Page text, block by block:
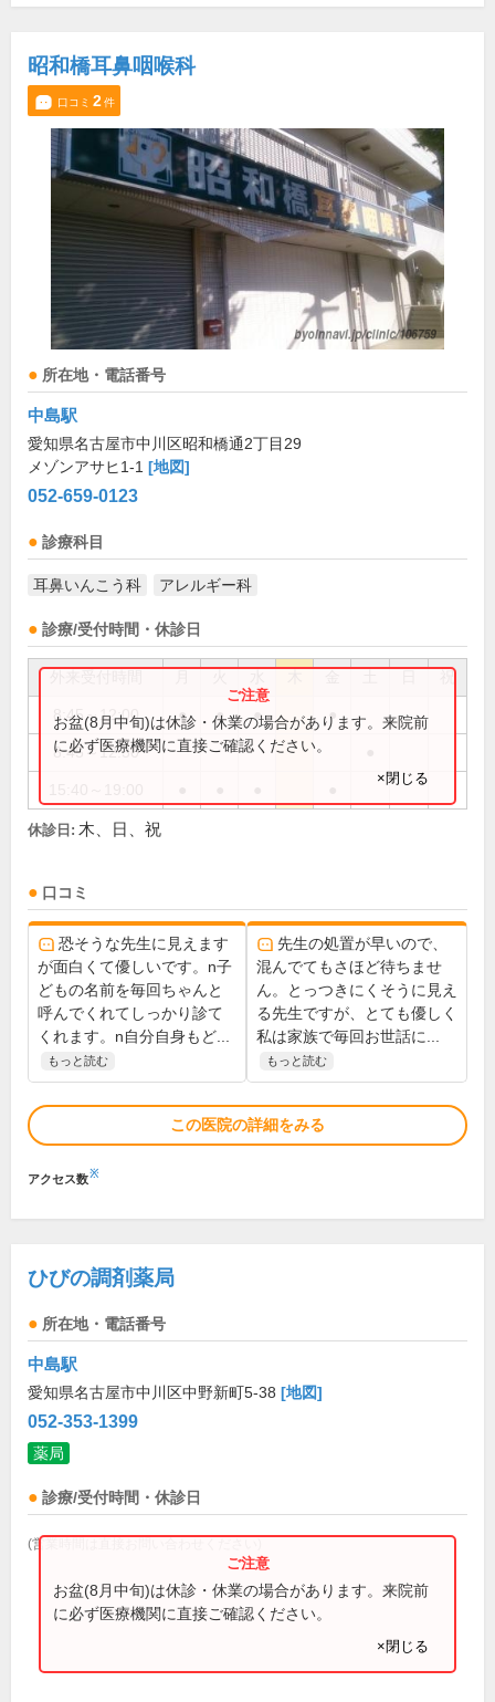
昭和橋耳鼻咽喉科
口コミ 2件
所在地・電話番号
中島駅
愛知県名古屋市中川区昭和橋通2丁目29
メゾンアサヒ1-1 [地図]
052-659-0123
診療科目
耳鼻いんこう科 アレルギー科
診療/受付時間・休診日
祝
8:45～12:00 ● ● ● ●
8:45～12:30
お盆(8月中旬)は休診・休業の場合があります。来院前
に必ず医療機関に直接ご確認ください。
×閉じる
休診日: 木、日、祝
口コミ
恐そうな先生に見えます
が面白くて優しいです。n子
どもの名前を毎回ちゃんと
呼んでくれてしっかり診て
くれます。n自分自身もど...
もっと読む
先生の処置が早いので、
混んでてもさほど待ちませ
ん。とっつきにくそうに見え
る先生ですが、とても優しく
私は家族で毎回お世話に...
もっと読む
この医院の詳細をみる
アクセス数※
ひびの調剤薬局
所在地・電話番号
中島駅
愛知県名古屋市中川区中野新町5-38 [地図]
052-353-1399
薬局
診療/受付時間・休診日
(営業時間は直接お問い合わせください)
お盆(8月中旬)は休診・休業の場合があります。来院前
に必ず医療機関に直接ご確認ください。
×閉じる